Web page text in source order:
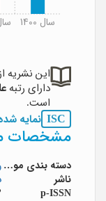
سال سال 1400
دارای رتبه
است.
ISC نمایه
مشخصات
دسته بندی
ناشر
p-ISSN